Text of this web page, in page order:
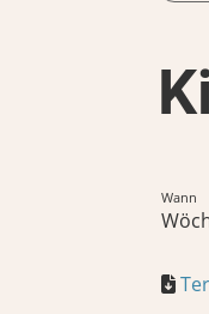
Wann